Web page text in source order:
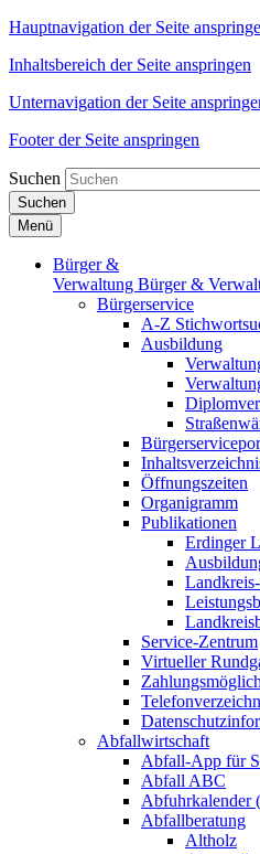
Hauptnavigation der Seite
Inhaltsbereich der Seite anspringen
Unternavigation der Seite
Footer der Seite anspringen
Suchen
Suchen
Menü
Bürger &
Verwaltung Bürger &
Bürgerservice
A-Z
Ausbildung
Öffnungszeiten
Organigramm
Publikationen
Erdinger
Service-Zentrum
Virtueller
Abfallwirtschaft
Abfall-App für
Abfall ABC
Abfuhrkalender
Abfallberatung
Altholz